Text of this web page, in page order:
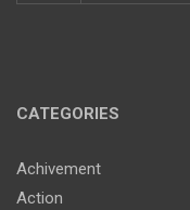
CATEGORIES
Achivement
Action